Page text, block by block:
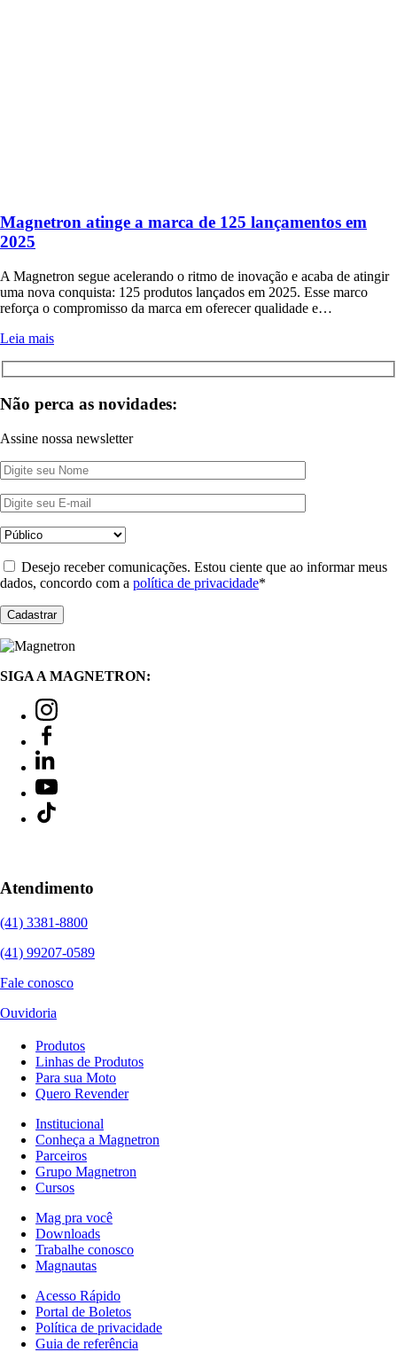
Magnetron atinge a marca de 125 lançamentos em
2025
A Magnetron segue acelerando o ritmo de inovação e acaba de atingir
uma nova conquista: 125 produtos lançados em 2025. Esse marco
reforça o compromisso da marca em oferecer qualidade e…
Leia mais
Não perca as novidades:
Assine nossa newsletter
Desejo receber comunicações. Estou ciente que ao informar meus
dados, concordo com a política de privacidade*
SIGA A MAGNETRON:
Atendimento
(41) 3381-8800
(41) 99207-0589
Fale conosco
Ouvidoria
Produtos
Linhas de Produtos
Para sua Moto
Quero Revender
Institucional
Conheça a Magnetron
Parceiros
Grupo Magnetron
Cursos
Mag pra você
Downloads
Trabalhe conosco
Magnautas
Acesso Rápido
Portal de Boletos
Política de privacidade
Guia de referência